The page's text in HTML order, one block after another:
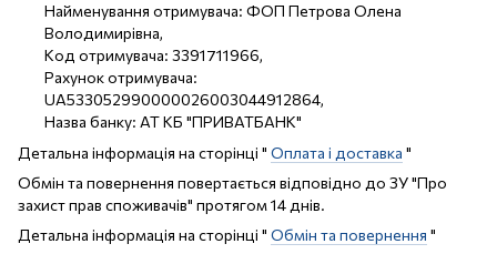
Найменування отримувача: ФОП Петрова Олена
Володимирівна,
Код отримувача: 3391711966,
Рахунок отримувача:
UA533052990000026003044912864,
Назва банку: АТ КБ "ПРИВАТБАНК"
Детальна інформація на сторінці " Оплата і доставка "
Обмін та повернення повертається відповідно до ЗУ "Про
захист прав споживачів" протягом 14 днів.
Детальна інформація на сторінці " Обмін та повернення "